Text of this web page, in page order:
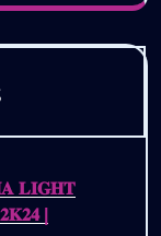
𝐋𝐈𝐆𝐇𝐓
|